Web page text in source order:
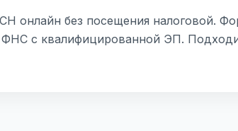
онлайн без посещения налоговой.
ФНС с квалифицированной ЭП.